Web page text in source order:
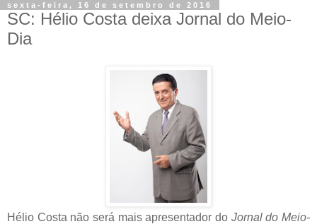
sexta-feira, 16 de setembro de 2016
SC: Hélio Costa deixa Jornal do Meio-
Dia
Hélio Costa não será mais apresentador do Jornal do Meio-